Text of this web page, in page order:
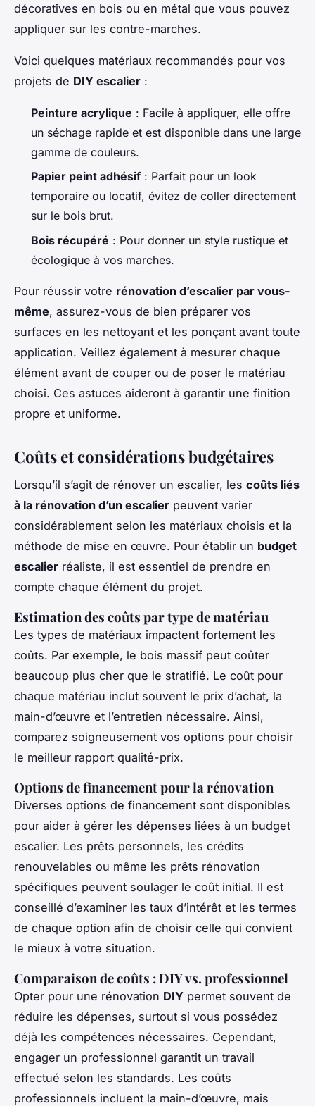
décoratives en bois ou en métal que vous pouvez
appliquer sur les contre-marches.
Voici quelques matériaux recommandés pour vos
projets de DIY escalier :
Peinture acrylique : Facile à appliquer, elle offre
un séchage rapide et est disponible dans une large
gamme de couleurs.
Papier peint adhésif : Parfait pour un look
temporaire ou locatif, évitez de coller directement
sur le bois brut.
Bois récupéré : Pour donner un style rustique et
écologique à vos marches.
Pour réussir votre rénovation d’escalier par vous-
même, assurez-vous de bien préparer vos
surfaces en les nettoyant et les ponçant avant toute
application. Veillez également à mesurer chaque
élément avant de couper ou de poser le matériau
choisi. Ces astuces aideront à garantir une finition
propre et uniforme.
Coûts et considérations budgétaires
Lorsqu’il s’agit de rénover un escalier, les coûts liés
à la rénovation d’un escalier peuvent varier
considérablement selon les matériaux choisis et la
méthode de mise en œuvre. Pour établir un budget
escalier réaliste, il est essentiel de prendre en
compte chaque élément du projet.
Estimation des coûts par type de matériau
Les types de matériaux impactent fortement les
coûts. Par exemple, le bois massif peut coûter
beaucoup plus cher que le stratifié. Le coût pour
chaque matériau inclut souvent le prix d’achat, la
main-d’œuvre et l’entretien nécessaire. Ainsi,
comparez soigneusement vos options pour choisir
le meilleur rapport qualité-prix.
Options de financement pour la rénovation
Diverses options de financement sont disponibles
pour aider à gérer les dépenses liées à un budget
escalier. Les prêts personnels, les crédits
renouvelables ou même les prêts rénovation
spécifiques peuvent soulager le coût initial. Il est
conseillé d’examiner les taux d’intérêt et les termes
de chaque option afin de choisir celle qui convient
le mieux à votre situation.
Comparaison de coûts : DIY vs. professionnel
Opter pour une rénovation DIY permet souvent de
réduire les dépenses, surtout si vous possédez
déjà les compétences nécessaires. Cependant,
engager un professionnel garantit un travail
effectué selon les standards. Les coûts
professionnels incluent la main-d’œuvre, mais